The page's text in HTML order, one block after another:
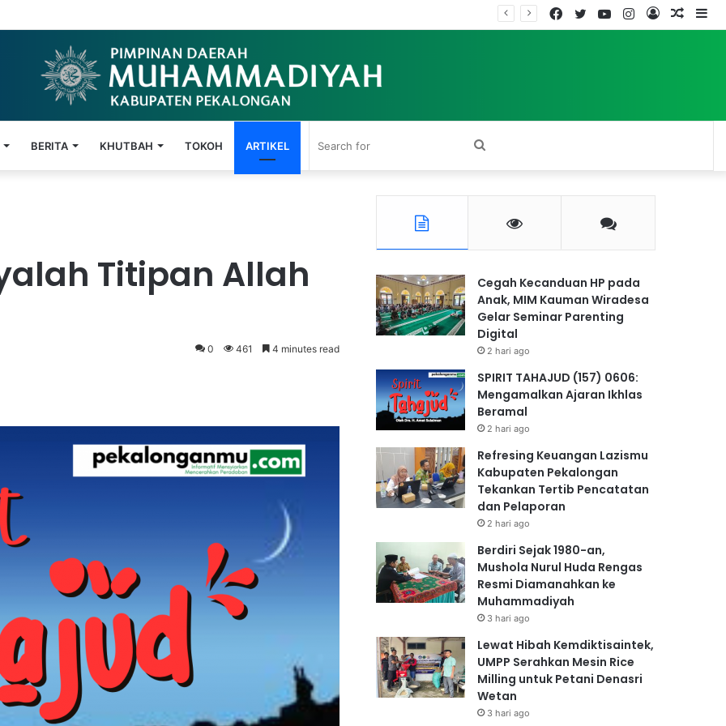
Mengamalkan Ajaran Ikhlas Beramal
Log
Instagram
YouTube
Twitter
Facebook
BERITA KHUTBAH TOKOH ARTIKEL Search
for
Titipan Allah
0 461 4 minutes read
Cegah Kecanduan HP pada
Anak, MIM Kauman Wiradesa
Gelar Seminar Parenting
Digital
2 hari ago
SPIRIT TAHAJUD (157) 0606:
Mengamalkan Ajaran Ikhlas
Beramal
2 hari ago
Refresing Keuangan Lazismu
Kabupaten Pekalongan
Tekankan Tertib Pencatatan
dan Pelaporan
2 hari ago
Berdiri Sejak 1980-an,
Mushola Nurul Huda Rengas
Resmi Diamanahkan ke
Muhammadiyah
3 hari ago
Lewat Hibah Kemdiktisaintek,
UMPP Serahkan Mesin Rice
Milling untuk Petani Denasri
Wetan
3 hari ago